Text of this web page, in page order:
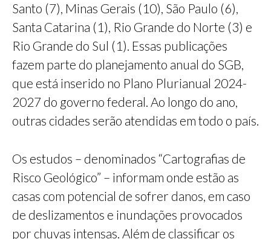
Santo (7), Minas Gerais (10), São Paulo (6),
Santa Catarina (1), Rio Grande do Norte (3) e
Rio Grande do Sul (1). Essas publicações
fazem parte do planejamento anual do SGB,
que está inserido no Plano Plurianual 2024-
2027 do governo federal. Ao longo do ano,
outras cidades serão atendidas em todo o país.
Os estudos – denominados “Cartografias de
Risco Geológico” – informam onde estão as
casas com potencial de sofrer danos, em caso
de deslizamentos e inundações provocados
por chuvas intensas. Além de classificar os